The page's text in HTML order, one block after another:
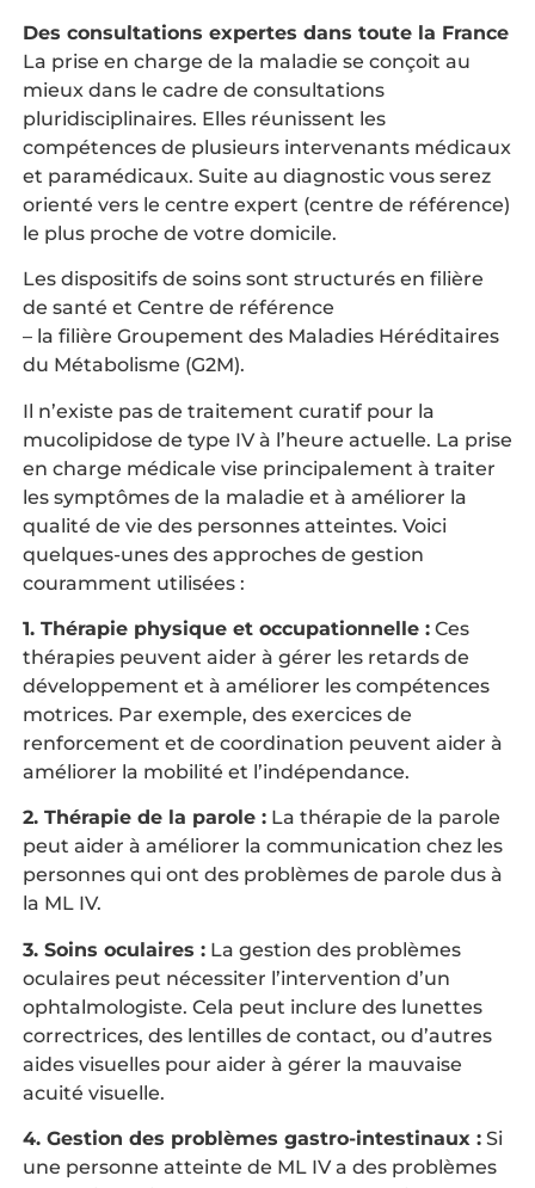
Des consultations expertes dans toute la France
La prise en charge de la maladie se conçoit au
mieux dans le cadre de consultations
pluridisciplinaires. Elles réunissent les
compétences de plusieurs intervenants médicaux
et paramédicaux. Suite au diagnostic vous serez
orienté vers le centre expert (centre de référence)
le plus proche de votre domicile.
Les dispositifs de soins sont structurés en filière
de santé et Centre de référence
– la filière Groupement des Maladies Héréditaires
du Métabolisme (G2M).
Il n’existe pas de traitement curatif pour la
mucolipidose de type IV à l’heure actuelle. La prise
en charge médicale vise principalement à traiter
les symptômes de la maladie et à améliorer la
qualité de vie des personnes atteintes. Voici
quelques-unes des approches de gestion
couramment utilisées :
1. Thérapie physique et occupationnelle :Ces
thérapies peuvent aider à gérer les retards de
développement et à améliorer les compétences
motrices. Par exemple, des exercices de
renforcement et de coordination peuvent aider à
améliorer la mobilité et l’indépendance.
2. Thérapie de la parole :La thérapie de la parole
peut aider à améliorer la communication chez les
personnes qui ont des problèmes de parole dus à
la ML IV.
3. Soins oculaires :La gestion des problèmes
oculaires peut nécessiter l’intervention d’un
ophtalmologiste. Cela peut inclure des lunettes
correctrices, des lentilles de contact, ou d’autres
aides visuelles pour aider à gérer la mauvaise
acuité visuelle.
4. Gestion des problèmes gastro-intestinaux :Si
une personne atteinte de ML IV a des problèmes